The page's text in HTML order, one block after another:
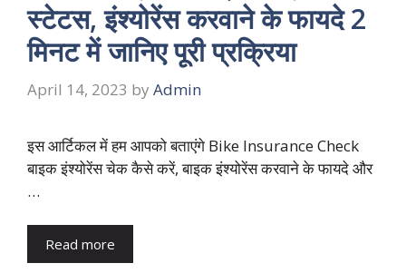
स्टेटस, इंश्योरेंस करवाने के फायदे 2
मिनट में जानिए पूरी प्रक्रिया
April 14, 2023 by Admin
इस आर्टिकल में हम आपको बताएंगे Bike Insurance Check
बाइक इंश्योरेंस चेक कैसे करें, बाइक इंश्योरेंस करवाने के फायदे और
…
Read more